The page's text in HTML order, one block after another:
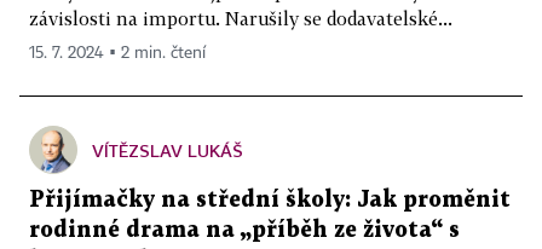
závislosti na importu. Narušily se dodavatelské...
15. 7. 2024 ▪ 2 min. čtení
VÍTĚZSLAV LUKÁŠ
Přijímačky na střední školy: Jak proměnit
rodinné drama na „příběh ze života“ s